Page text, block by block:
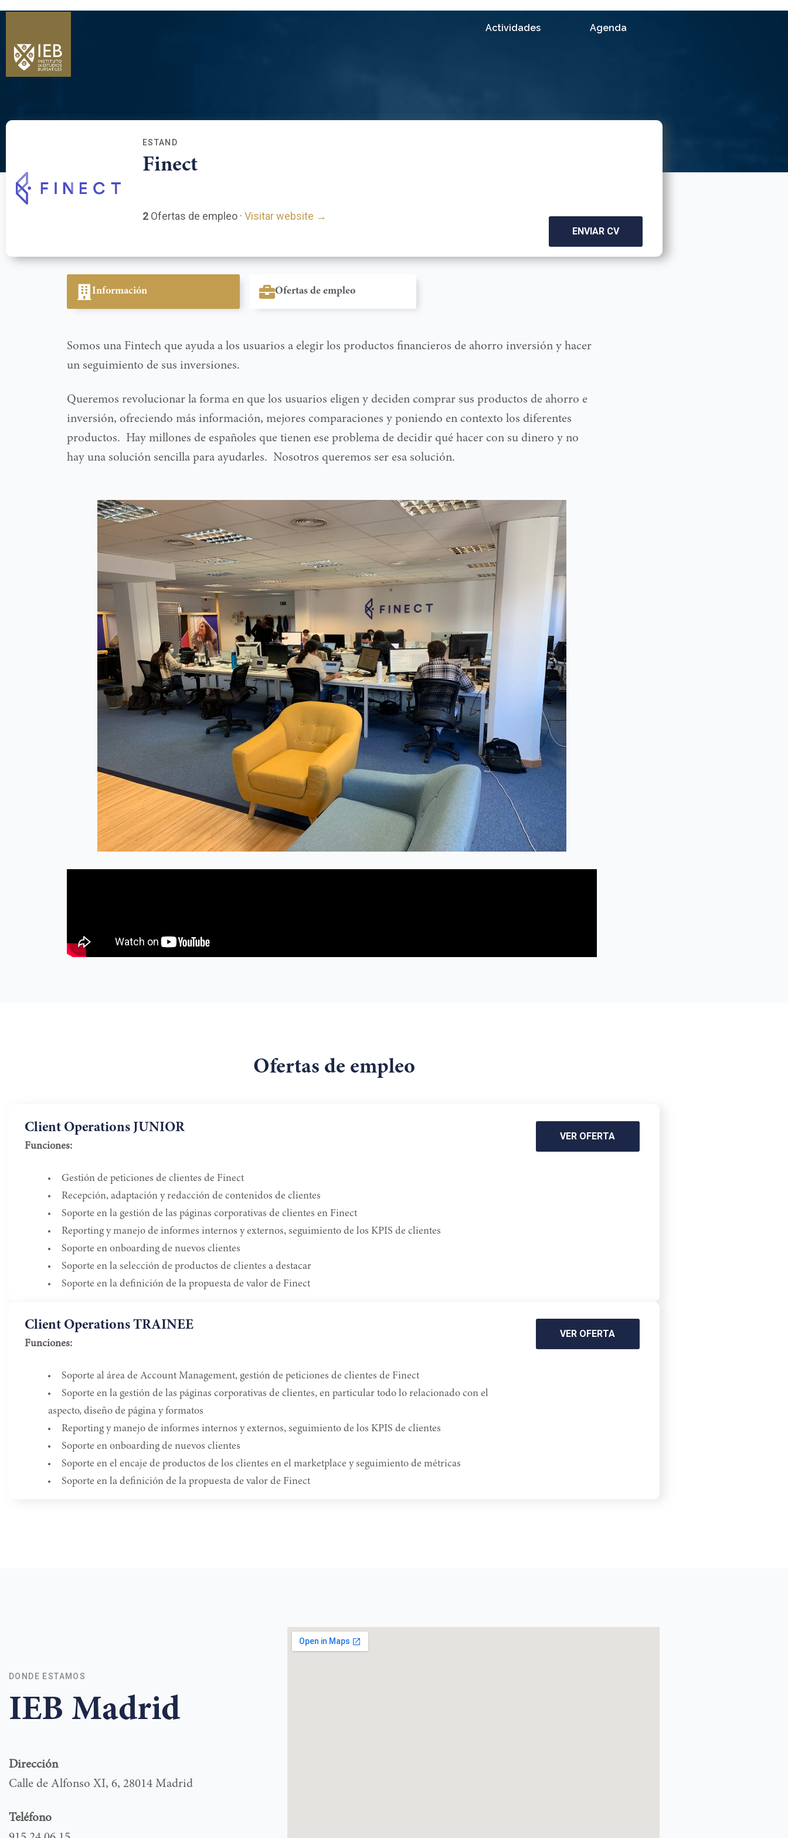
Actividades Agenda
ESTAND
Finect
2 Ofertas de empleo · Visitar website →
ENVIAR CV
Información Ofertas de empleo
Somos una Fintech que ayuda a los usuarios a elegir los productos financieros de ahorro inversión y hacer
un seguimiento de sus inversiones.
Queremos revolucionar la forma en que los usuarios eligen y deciden comprar sus productos de ahorro e
inversión, ofreciendo más información, mejores comparaciones y poniendo en contexto los diferentes
productos. Hay millones de españoles que tienen ese problema de decidir qué hacer con su dinero y no
hay una solución sencilla para ayudarles. Nosotros queremos ser esa solución.
Ofertas de empleo
Client Operations JUNIOR
Funciones:
Gestión de peticiones de clientes de Finect
Recepción, adaptación y redacción de contenidos de clientes
Soporte en la gestión de las páginas corporativas de clientes en Finect
Reporting y manejo de informes internos y externos, seguimiento de los KPIS de clientes
Soporte en onboarding de nuevos clientes
Soporte en la selección de productos de clientes a destacar
Soporte en la definición de la propuesta de valor de Finect
VER OFERTA
Client Operations TRAINEE
Funciones:
Soporte al área de Account Management, gestión de peticiones de clientes de Finect
Soporte en la gestión de las páginas corporativas de clientes, en particular todo lo relacionado con el
aspecto, diseño de página y formatos
Reporting y manejo de informes internos y externos, seguimiento de los KPIS de clientes
Soporte en onboarding de nuevos clientes
Soporte en el encaje de productos de los clientes en el marketplace y seguimiento de métricas
Soporte en la definición de la propuesta de valor de Finect
VER OFERTA
DONDE ESTAMOS
IEB Madrid
Dirección
Calle de Alfonso XI, 6, 28014 Madrid
Teléfono